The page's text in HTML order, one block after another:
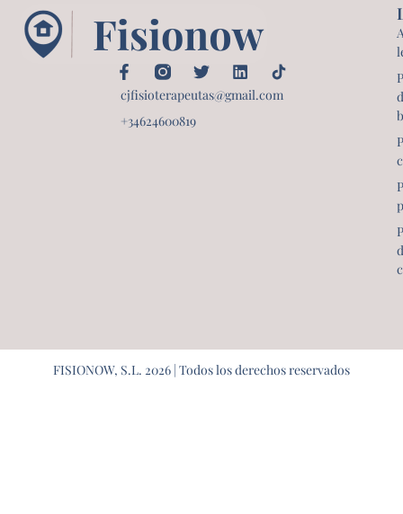
cjfisioterapeutas@gmail.com
+34624600819
FISIONOW, S.L. 2026 | Todos los derechos reservados